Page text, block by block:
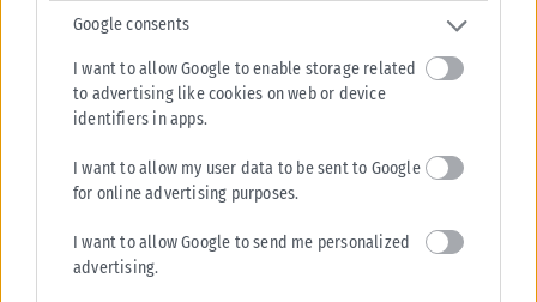
Google consents
I want to allow Google to enable storage related
to advertising like cookies on web or device
identifiers in apps.
I want to allow my user data to be sent to Google
for online advertising purposes.
I want to allow Google to send me personalized
advertising.